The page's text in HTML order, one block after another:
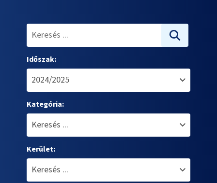
Időszak:
Kategória:
Kerület: